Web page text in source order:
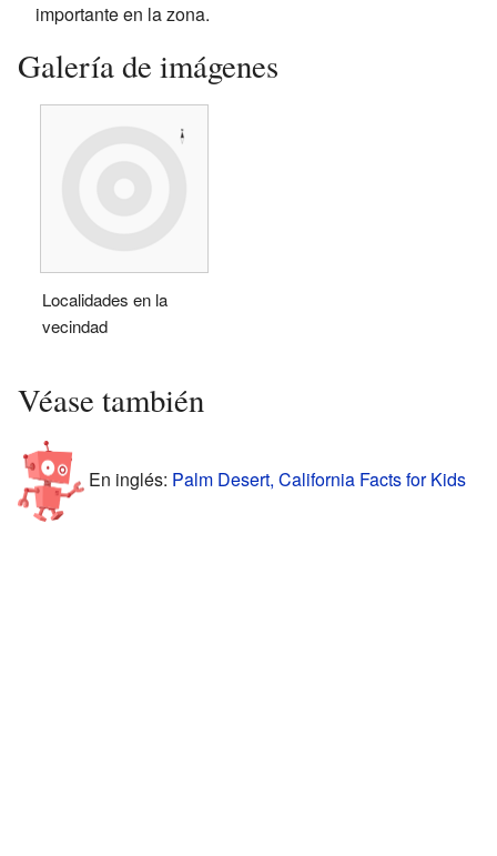
importante en la zona.
Galería de imágenes
Localidades en la
vecindad
Véase también
En inglés: Palm Desert, California Facts for Kids